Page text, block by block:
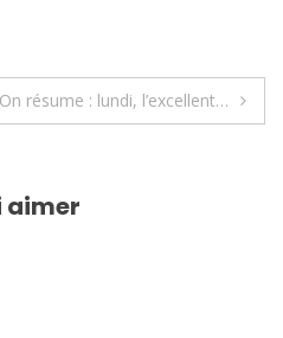
On résume : lundi, l’excellent…
aimer